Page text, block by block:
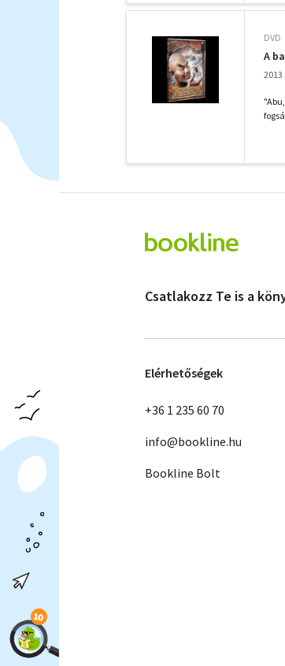
DVD
A
2013
Csatlakozz Te is a
Elérhetőségek
+36 1 235 60 70
info@bookline.hu
Bookline Bolt